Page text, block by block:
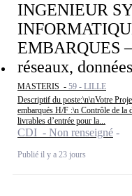
INGENIEUR
EMBARQUES
réseaux, données
MASTERIS - 59 - LILLE
Descriptif du poste:\n\nVotre
embarqués H/F :\n Contrôle de
livrables d’entrée pour la...
CDI - Non renseigné
Publié il y a 23 jours